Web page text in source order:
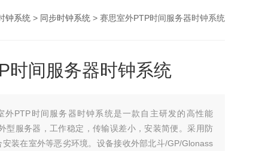
钟系统 > 同步时钟系统 > 赛思室外PTP时间服务器时钟系统
时间服务器时钟系统
外PTP时间服务器时钟系统是一款自主研发的高性能
型服务器，工作稳定，传输误差小，安装简便。采用防
安装在室外等恶劣环境。设备接收外部北斗/GP/Glonass